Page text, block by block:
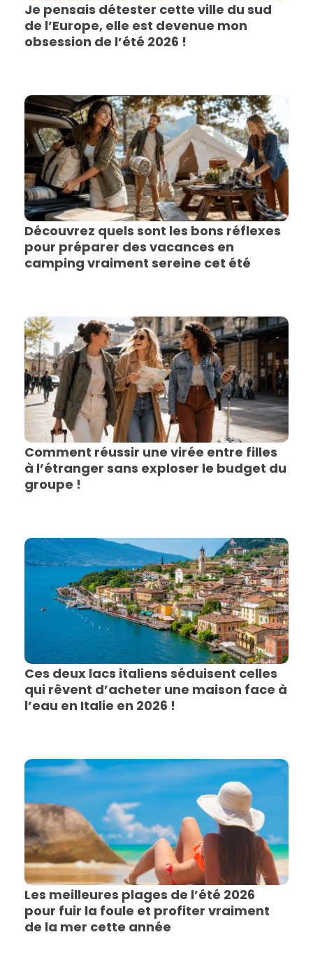
Je pensais détester cette ville du sud
de l’Europe, elle est devenue mon
obsession de l’été 2026 !
Découvrez quels sont les bons réflexes
pour préparer des vacances en
camping vraiment sereine cet été
Comment réussir une virée entre filles
à l’étranger sans exploser le budget du
groupe !
Ces deux lacs italiens séduisent celles
qui rêvent d’acheter une maison face à
l’eau en Italie en 2026 !
Les meilleures plages de l’été 2026
pour fuir la foule et profiter vraiment
de la mer cette année